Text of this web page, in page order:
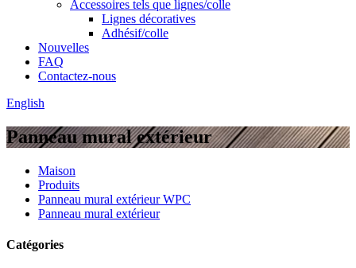
Accessoires tels que lignes/colle
Lignes décoratives
Adhésif/colle
Nouvelles
FAQ
Contactez-nous
English
Panneau mural extérieur
Maison
Produits
Panneau mural extérieur WPC
Panneau mural extérieur
Catégories